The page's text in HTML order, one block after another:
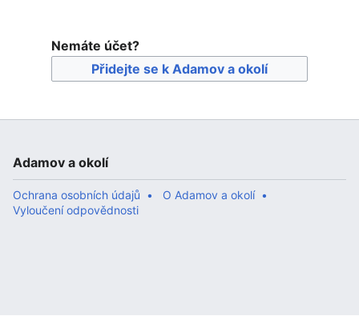
Nemáte účet?
Přidejte se k Adamov a okolí
Adamov a okolí
Ochrana osobních údajů
O Adamov a okolí
Vyloučení odpovědnosti